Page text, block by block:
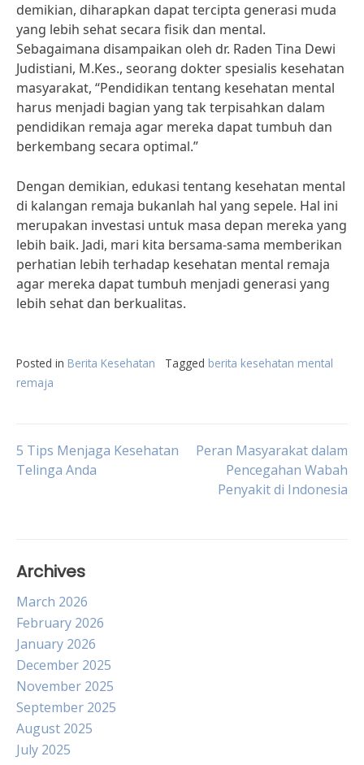
demikian, diharapkan dapat tercipta generasi muda
yang lebih sehat secara fisik dan mental.
Sebagaimana disampaikan oleh dr. Raden Tina Dewi
Judistiani, M.Kes., seorang dokter spesialis kesehatan
masyarakat, “Pendidikan tentang kesehatan mental
harus menjadi bagian yang tak terpisahkan dalam
pendidikan remaja agar mereka dapat tumbuh dan
berkembang secara optimal.”
Dengan demikian, edukasi tentang kesehatan mental
di kalangan remaja bukanlah hal yang sepele. Hal ini
merupakan investasi untuk masa depan mereka yang
lebih baik. Jadi, mari kita bersama-sama memberikan
perhatian lebih terhadap kesehatan mental remaja
agar mereka dapat tumbuh menjadi generasi yang
lebih sehat dan berkualitas.
Posted in Berita Kesehatan Tagged berita kesehatan mental
remaja
Post
5 Tips Menjaga Kesehatan
Telinga Anda
Peran Masyarakat dalam
Pencegahan Wabah
Penyakit di Indonesia
Archives
March 2026
February 2026
January 2026
December 2025
November 2025
September 2025
August 2025
July 2025